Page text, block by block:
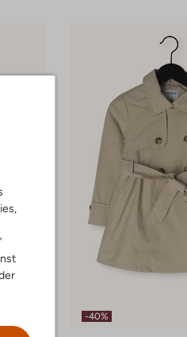
-40%